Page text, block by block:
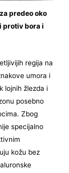
predeo oko
protiv bora i
regija na
umora i
lojnih žlezda i
posebno
Zbog
specijalno
kožu bez